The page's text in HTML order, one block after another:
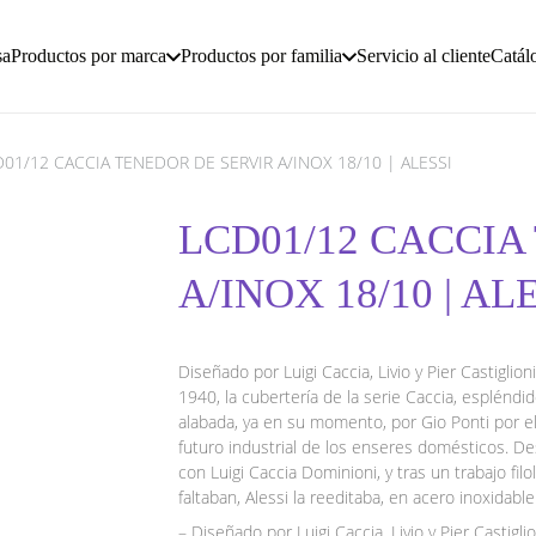
Productos por marca Productos por familia Servicio al cliente
12 CACCIA TENEDOR DE SERVIR A/INOX 18/10 | ALESSI
LCD01/12 CACCIA
A/INOX 18/10 |
Diseñado por Luigi Caccia, Livio y Pier
1940, la cubertería de la serie Caccia,
alabada, ya en su momento, por Gio Ponti por
futuro industrial de los enseres domésticos.
con Luigi Caccia Dominioni, y tras un trabajo
faltaban, Alessi la reeditaba, en acero